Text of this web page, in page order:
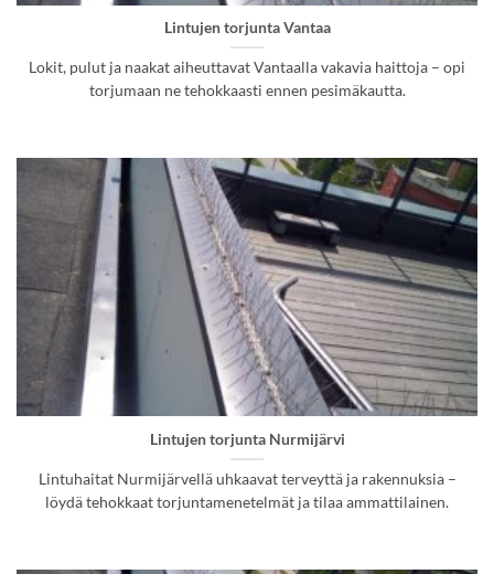
Lintujen torjunta Vantaa
Lokit, pulut ja naakat aiheuttavat Vantaalla vakavia haittoja – opi
torjumaan ne tehokkaasti ennen pesimäkautta.
Lintujen torjunta Nurmijärvi
Lintuhaitat Nurmijärvellä uhkaavat terveyttä ja rakennuksia –
löydä tehokkaat torjuntamenetelmät ja tilaa ammattilainen.